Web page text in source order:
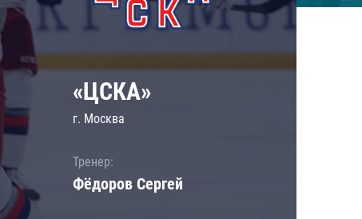
«ЦСКА»
г. Москва
Тренер:
Фёдоров Сергей